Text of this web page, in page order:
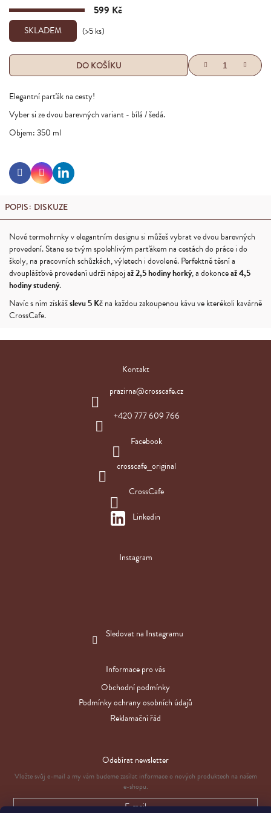
599 KčMěrná
SKLADEM (>5 ks)
DO KOŠÍKU
Elegantní parťák na cesty!
Vyber si ze dvou barevných variant - bílá / šedá.
Objem: 350 ml
Linkedin
POPIS DISKUZE
Nové termohrnky v elegantním designu si můžeš vybrat ve dvou barevných
provedení. Stane se tvým spolehlivým parťákem na cestách do práce i do
školy, na pracovních schůzkách, výletech i dovolené. Perfektně těsní a
dvouplášťové provedení udrží nápojaž 2,5 hodiny horký, a dokonceaž 4,5
hodiny studený.
Navíc s ním získášslevu 5 Kčna každou zakoupenou kávu ve kterékoli kavárně
CrossCafe.
Z
Kontakt
prazirna@crosscafe.cz
+420 777 609 766
Facebook
crosscafe_original
CrossCafe
Linkedin
Instagram
Sledovat na Instagramu
Informace pro vás
Obchodní podmínky
Podmínky ochrany osobních údajů
Reklamační řád
Odebírat newsletter
Vložte svůj e-mail a my vám budeme zasílat informace o nových produktech na našem
e-shopu.
E-mail